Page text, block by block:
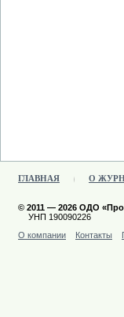
ГЛАВНАЯ О
© 2011 — 2026 ОДО
УНП 190090226
О компании
Контакты